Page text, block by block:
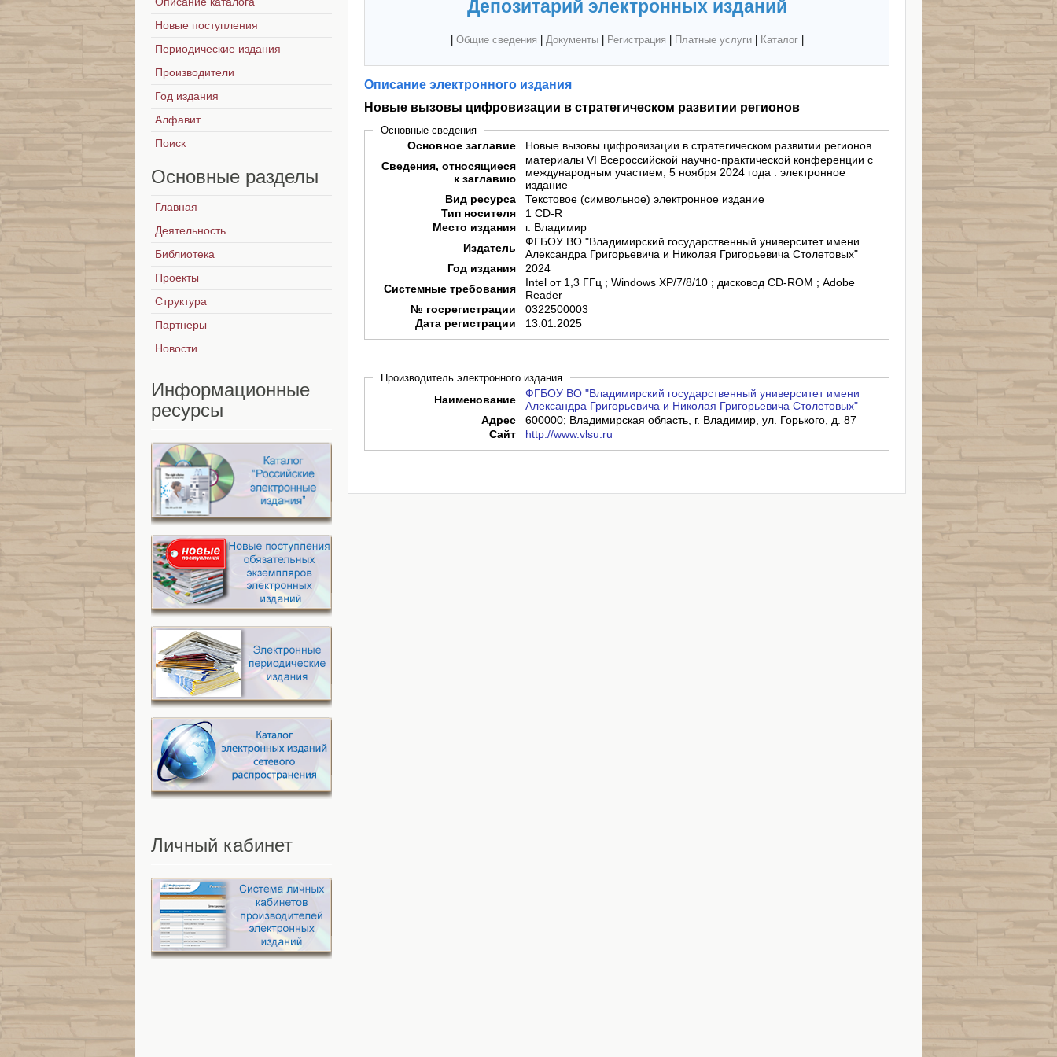
Депозитарий электронных изданий
Общие сведения Документы| Регистрация Платные услуги| Каталог|
Описание электронного издания
Новые вызовы цифровизации в стратегическом развитии регионов
Основные сведения
Основное заглавие
Новые вызовы цифровизации в стратегическом развитии регионов
Сведения, относящиеся
к заглавию
материалы VI Всероссийской научно-практической конференции с
международным участием, 5 ноября 2024 года : электронное
издание
Вид ресурса
Текстовое (символьное) электронное издание
Тип носителя
1 CD-R
Место издания
г. Владимир
Издатель
ФГБОУ ВО "Владимирский государственный университет имени
Александра Григорьевича и Николая Григорьевича Столетовых"
Год издания
2024
Системные требования
Intel от 1,3 ГГц ; Windows XP/7/8/10 ; дисковод СD-ROM ; Adobe
Reader
№ госрегистрации
0322500003
Дата регистрации
13.01.2025
Производитель электронного издания
Наименование
ФГБОУ ВО "Владимирский государственный университет имени
Александра Григорьевича и Николая Григорьевича Столетовых"
Адрес
600000; Владимирская область, г. Владимир, ул. Горького, д. 87
Сайт
http://www.vlsu.ru
Новые поступления
Периодические издания
Производители
Год издания
Алфавит
Поиск
Основные разделы
Главная
Деятельность
Библиотека
Проекты
Структура
Партнеры
Новости
Информационные
ресурсы
Личный кабинет